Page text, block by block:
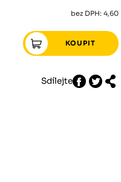
bez DPH: 4,60
Sdílejte